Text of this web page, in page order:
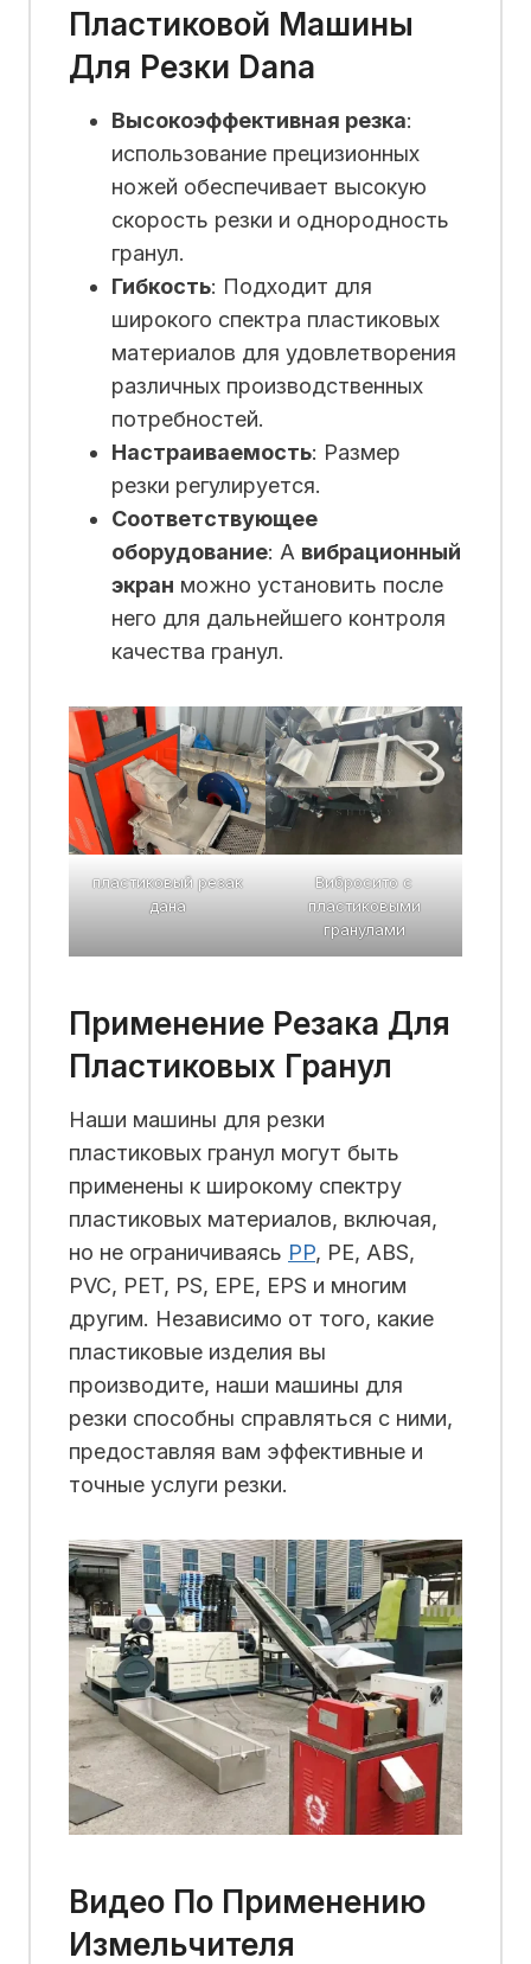
Пластиковой Машины
Для Резки Dana
Высокоэффективная резка:
использование прецизионных
ножей обеспечивает высокую
скорость резки и однородность
гранул.
Гибкость: Подходит для
широкого спектра пластиковых
материалов для удовлетворения
различных производственных
потребностей.
Настраиваемость: Размер
резки регулируется.
Соответствующее
оборудование: А вибрационный
экран можно установить после
него для дальнейшего контроля
качества гранул.
пластиковый резак
дана
Вибросито с
пластиковыми
гранулами
Применение Резака Для
Пластиковых Гранул
Наши машины для резки
пластиковых гранул могут быть
применены к широкому спектру
пластиковых материалов, включая,
но не ограничиваясь PP, PE, ABS,
PVC, PET, PS, EPE, EPS и многим
другим. Независимо от того, какие
пластиковые изделия вы
производите, наши машины для
резки способны справляться с ними,
предоставляя вам эффективные и
точные услуги резки.
Видео По Применению
Измельчителя